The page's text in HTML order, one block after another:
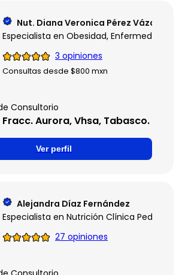
Nut. Diana Veronica Pérez Vázquez
Especialista en Obesidad, Enfermedades
3 opiniones
Consultas desde $800 mxn
Consultorio
Aurora, Vhsa, Tabasco.
Ver perfil
Alejandra Díaz Fernández
Especialista en Nutrición Clínica Pediatrica
27 opiniones